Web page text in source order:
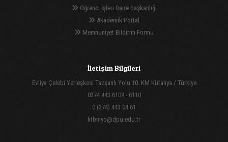
Öğrenci İşleri Daire Başkanlığı
Akademik Portal
Memnuniyet Bildirim Formu
İletişim Bilgileri
Evliya Çelebi Yerleşkesi Tavşanlı Yolu 10. KM Kütahya / Türkiye
0274 443 6109 - 6110
0 (274) 443 04 61
ktbmyo@dpu.edu.tr